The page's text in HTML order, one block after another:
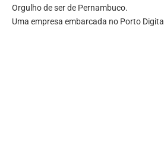
Orgulho de ser de Pernambuco.
Uma empresa embarcada no Porto Digital